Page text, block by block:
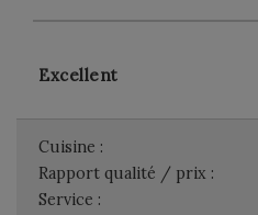
Excellent
Cuisine :
Rapport qualité / prix :
Service :